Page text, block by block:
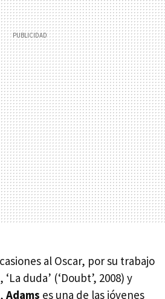
al Oscar, por su trabajo
duda’ (‘Doubt’, 2008) y
Adams es una de las jóvenes